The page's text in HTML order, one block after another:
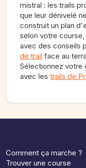
mistral : les trails
que leur dénivelé
construit un plan
selon votre
avec des conseils
de trail face au
Sélectionnez votre
avec les trails de
Comment ça marche ?
Trouver une course